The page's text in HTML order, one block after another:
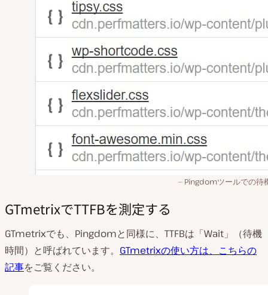
Pingdomツールでの待
GTmetrixでTTFBを測定する
GTmetrixでも、Pingdomと同様に、TTFBは「Wait」（待機
時間）と呼ばれています。 GTmetrixの使い方は、こちらの
記事をご覧ください。